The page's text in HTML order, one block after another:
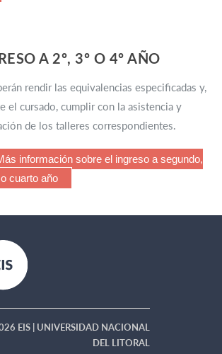
A 2º, 3º O 4º AÑO
rendir las equivalencias especificadas y,
el cursado, cumplir con la asistencia y
de los talleres correspondientes.
información sobre el ingreso a segundo,
cuarto año
EIS | UNIVERSIDAD NACIONAL
DEL LITORAL